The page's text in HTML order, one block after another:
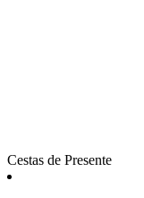
Cestas de Presente